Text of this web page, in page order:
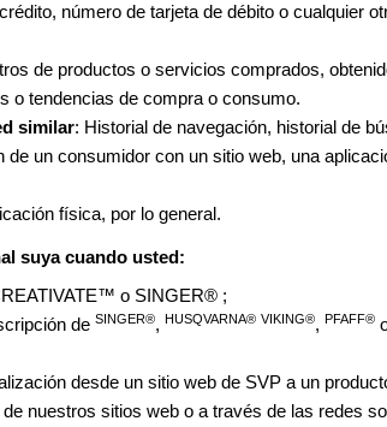
número de tarjeta de débito o cualquier
de productos o servicios comprados,
o tendencias de compra o consumo.
similar: Historial de navegación, historial de
de un consumidor con un sitio web, una
física, por lo general.
suya cuando usted:
o SINGER® ;
de SINGER®, HUSQVARNA® VIKING®, PFAFF®
desde un sitio web de SVP a un
nuestros sitios web o a través de las redes